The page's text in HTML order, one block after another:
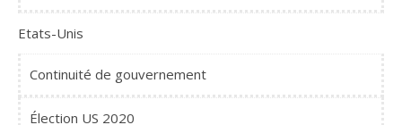
Etats-Unis
Continuité de gouvernement
Élection US 2020